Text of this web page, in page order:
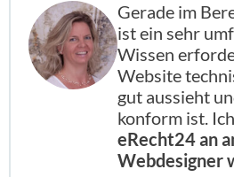
Gerade im
ist ein sehr
Wissen
Website
gut aussieht
konform ist.
eRecht24 an
Webdesigner